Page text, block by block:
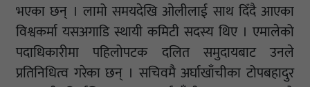
भएका छन् । लामो समयदेखि ओलीलाई साथ दिँदै आएका
विश्वकर्मा यसअगाडि स्थायी कमिटी सदस्य थिए । एमालेको
पदाधिकारीमा पहिलोपटक दलित समुदायबाट उनले
प्रतिनिधित्व गरेका छन् । सचिवमै अर्घाखाँचीका टोपबहादुर